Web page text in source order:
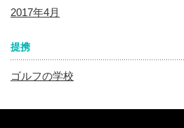
2017年4月
提携
ゴルフの学校